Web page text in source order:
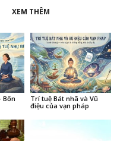
XEM THÊM
Bốn
Trí tuệ Bát nhã và Vũ
điệu của vạn pháp